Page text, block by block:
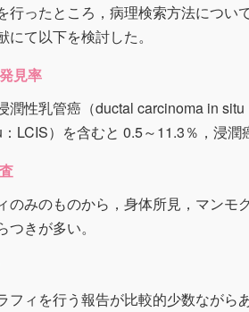
行ったところ，病理検索方法につい
て以下を検討した。
見率
潤性乳管癌（ductal carcinoma in
LCIS）を含むと 0.5～11.3％，浸
のみのものから，身体所見，マンモ
きが多い。
フィを行う報告が比較的少数ながら